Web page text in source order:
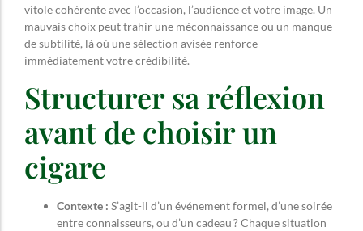
vitole cohérente avec l’occasion, l’audience et votre image. Un
mauvais choix peut trahir une méconnaissance ou un manque
de subtilité, là où une sélection avisée renforce
immédiatement votre crédibilité.
Structurer sa réflexion
avant de choisir un
cigare
Contexte : S’agit-il d’un événement formel, d’une soirée
entre connaisseurs, ou d’un cadeau ? Chaque situation